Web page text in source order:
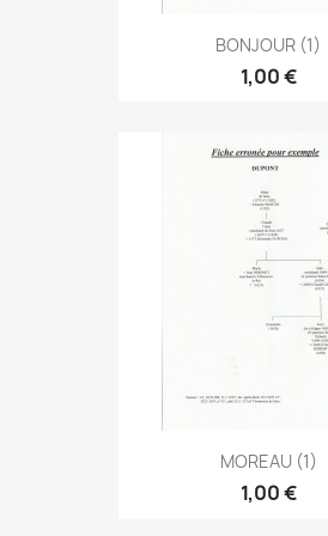
BONJOUR (1)
1,00 €
MOREAU (1)
1,00 €